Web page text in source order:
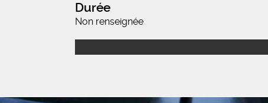
Durée
Non renseignée